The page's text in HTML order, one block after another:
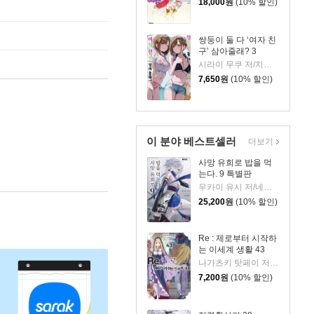
18,000원 (10% 할인)
쌍둥이 둘 다 ‘여자 친
구’ 삼아줄래? 3
7,650원 (10% 할인)
이 분야 베스트셀러
사망 유희로 밥을 먹
는다. 9 특별판
우카이 유시 저/네코메타루 그림/이희경 역
25,200원 (10% 할인)
Re : 제로부터 시작하
는 이세계 생활 43
나가츠키 탓페이 저/오츠카 신이치로 그림
7,200원 (10% 할인)
더보기